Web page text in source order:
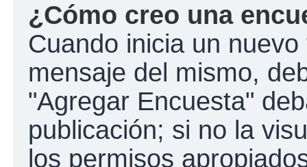
¿Cómo creo una
Cuando inicia un
mensaje del mismo,
"Agregar Encuesta"
publicación; si no la
los permisos